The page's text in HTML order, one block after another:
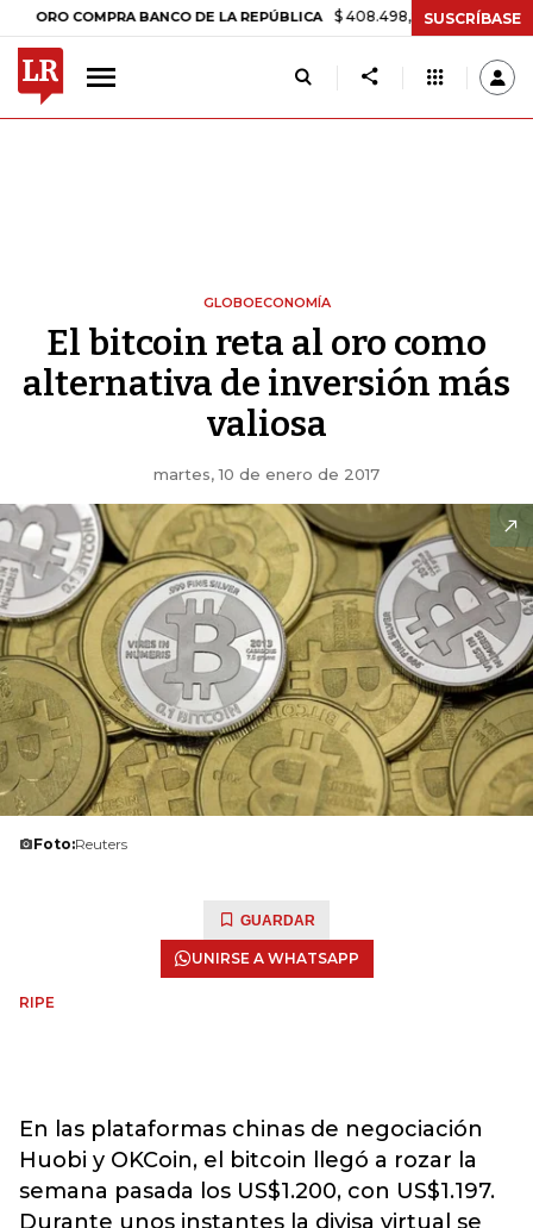
COMPRA BANCO DE LA REPÚBLICA $ 408.498,97 +$ 8.753,81 +2,19%
SUSCRÍBASE
GLOBOECONOMÍA
El bitcoin reta al oro como
alternativa de inversión más
valiosa
martes, 10 de enero de 2017
Foto:Reuters
GUARDAR
UNIRSE A WHATSAPP
RIPE
En las plataformas chinas de negociación
Huobi y OKCoin, el bitcoin llegó a rozar la
semana pasada los US$1.200, con US$1.197.
Durante unos instantes la divisa virtual se